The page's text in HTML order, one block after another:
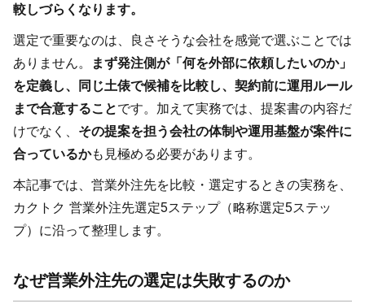
較しづらくなります。
選定で重要なのは、良さそうな会社を感覚で選ぶことでは
ありません。
まず発注側が「何を外部に依頼したいのか」
を定義し、同じ土俵で候補を比較し、契約前に運用ルール
まで合意することです。加えて実務では、提案書の内容だ
けでなく、 その提案を担う会社の体制や運用基盤が案件に
合っているかも見極める必要があります。
本記事では、営業外注先を比較・選定するときの実務を、
カクトク 営業外注先選定5ステップ（略称選定5ステッ
プ）に沿って整理します。
なぜ営業外注先の選定は失敗するのか